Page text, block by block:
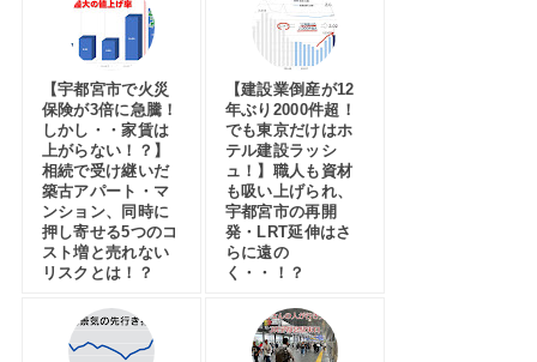
【宇都宮市で火災
保険が3倍に急騰！
しかし・・家賃は
上がらない！？】
相続で受け継いだ
築古アパート・マ
ンション、同時に
押し寄せる5つのコ
スト増と売れない
リスクとは！？
【建設業倒産が12
年ぶり2000件超！
でも東京だけはホ
テル建設ラッシ
ュ！】職人も資材
も吸い上げられ、
宇都宮市の再開
発・LRT延伸はさ
らに遠の
く・・！？